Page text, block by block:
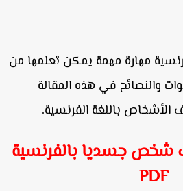
مهارة مهمة يمكن تعلمها من
والنصائح في هذه المقالة
باللغة الفرنسية.
جسديا بالفرنسية
PDF